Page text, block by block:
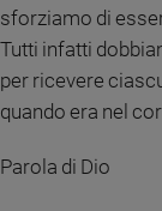
giovani
sforziamo di
Tutti infatti
per ricevere
quando era nel
Parola di Dio